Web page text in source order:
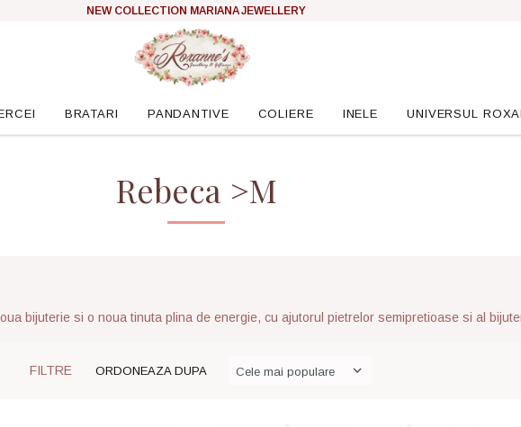
NEW COLLECTION MARIANA JEWELLERY
BRATARI PANDANTIVE COLIERE INELE UNIVERSUL
Rebeca >M
bijuterie si o noua tinuta plina de energie, cu ajutorul pietrelor semipretioase si al
FILTRE ORDONEAZA DUPA